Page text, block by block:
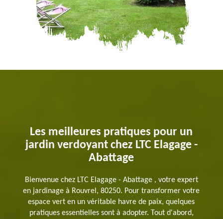
Les meilleures pratiques pour un
jardin verdoyant chez LTC Elagage -
Abattage
Bienvenue chez LTC Elagage - Abattage , votre expert
en jardinage à Rouvrel, 80250. Pour transformer votre
espace vert en un véritable havre de paix, quelques
pratiques essentielles sont à adopter. Tout d'abord,